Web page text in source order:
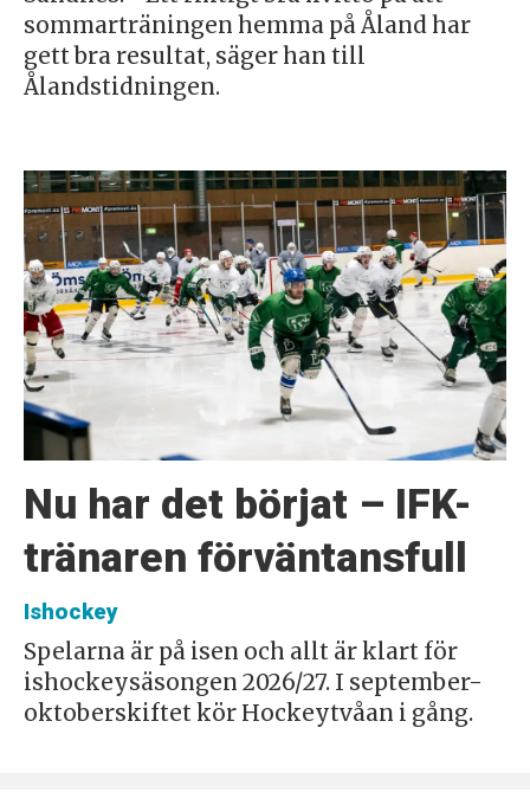
sommarträningen hemma på Åland har
gett bra resultat, säger han till
Ålandstidningen.
Nu har det börjat – IFK-
tränaren förväntansfull
Ishockey
Spelarna är på isen och allt är klart för
ishockeysäsongen 2026/27. I september-
oktoberskiftet kör Hockeytvåan i gång.